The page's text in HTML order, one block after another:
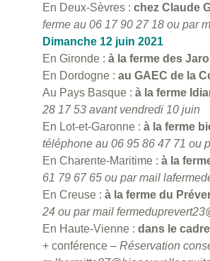
En Deux-Sèvres : chez Claude
ferme au 06 17 90 27 18 ou par
Dimanche 12 juin 2021
En Gironde : à la ferme des
En Dordogne : au GAEC de la
Au Pays Basque : à la ferme
28 17 53 avant vendredi 10 juin
En Lot-et-Garonne : à la ferme
téléphone au 06 95 86 47 71 ou
En Charente-Maritime : à la
61 79 67 65 ou par mail
En Creuse : à la ferme du
24 ou parmail
En Haute-Vienne : dans le
+ conférence – Réservation